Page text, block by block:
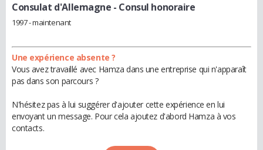
Consulat d'Allemagne - Consul honoraire
1997 - maintenant
Une expérience absente ?
Vous avez travaillé avec Hamza dans une entreprise qui n'apparaît
pas dans son parcours ?
N'hésitez pas à lui suggérer d'ajouter cette expérience en lui
envoyant un message. Pour cela ajoutez d'abord Hamza à vos
contacts.